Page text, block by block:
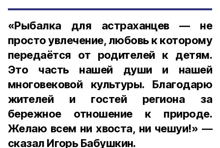
«Рыбалка для астраханцев — не
просто увлечение, любовь к которому
передаётся от родителей к детям.
Это часть нашей души и нашей
многовековой культуры. Благодарю
жителей и гостей региона за
бережное отношение к природе.
Желаю всем ни хвоста, ни чешуи!» —
сказал Игорь Бабушкин.